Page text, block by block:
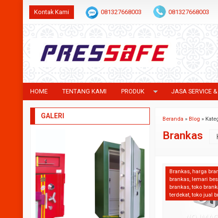
Kontak Kami 081327668003 081327668003
HOME TENTANG KAMI PRODUK JASA SERVICE
Beranda »Blog »
Brankas
Brankas, harga
brankas, lemari
brankas,toko
terdekat,toko jual
GALERI